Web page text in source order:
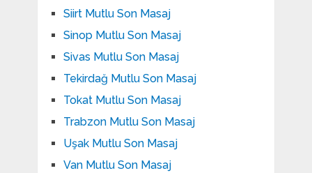
Siirt Mutlu Son Masaj
Sinop Mutlu Son Masaj
Sivas Mutlu Son Masaj
Tekirdağ Mutlu Son Masaj
Tokat Mutlu Son Masaj
Trabzon Mutlu Son Masaj
Uşak Mutlu Son Masaj
Van Mutlu Son Masaj